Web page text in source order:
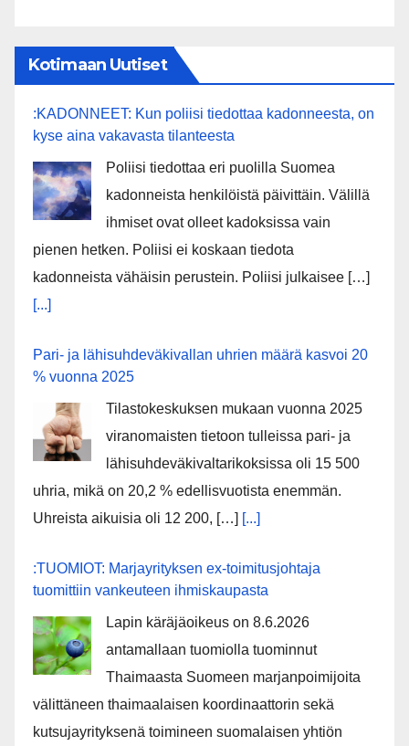
Kotimaan Uutiset
:KADONNEET: Kun poliisi tiedottaa kadonneesta, on
kyse aina vakavasta tilanteesta
Poliisi tiedottaa eri puolilla Suomea
kadonneista henkilöistä päivittäin. Välillä
ihmiset ovat olleet kadoksissa vain
pienen hetken. Poliisi ei koskaan tiedota
kadonneista vähäisin perustein. Poliisi julkaisee […]
[...]
Pari- ja lähisuhdeväkivallan uhrien määrä kasvoi 20
% vuonna 2025
Tilastokeskuksen mukaan vuonna 2025
viranomaisten tietoon tulleissa pari- ja
lähisuhdeväkivaltarikoksissa oli 15 500
uhria, mikä on 20,2 % edellisvuotista enemmän.
Uhreista aikuisia oli 12 200, […] [...]
:TUOMIOT: Marjayrityksen ex-toimitusjohtaja
tuomittiin vankeuteen ihmiskaupasta
Lapin käräjäoikeus on 8.6.2026
antamallaan tuomiolla tuominnut
Thaimaasta Suomeen marjanpoimijoita
välittäneen thaimaalaisen koordinaattorin sekä
kutsujayrityksenä toimineen suomalaisen yhtiön